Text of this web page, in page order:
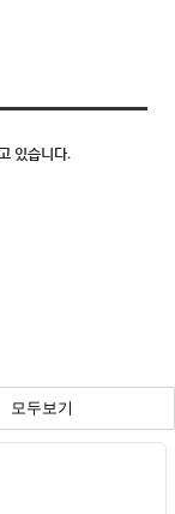
있습니다.
모두보기